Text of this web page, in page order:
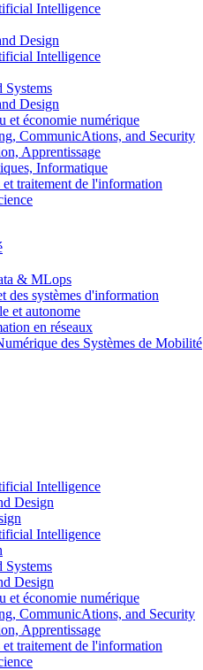
Intelligence
Design
Intelligence
Design
et économie numérique
CommunicAtions, and Security
Apprentissage
Informatique
traitement de l'information
& MLops
des systèmes d'information
et autonome
en réseaux
des Systèmes de Mobilité
Intelligence
Design
Intelligence
Design
et économie numérique
CommunicAtions, and Security
Apprentissage
traitement de l'information